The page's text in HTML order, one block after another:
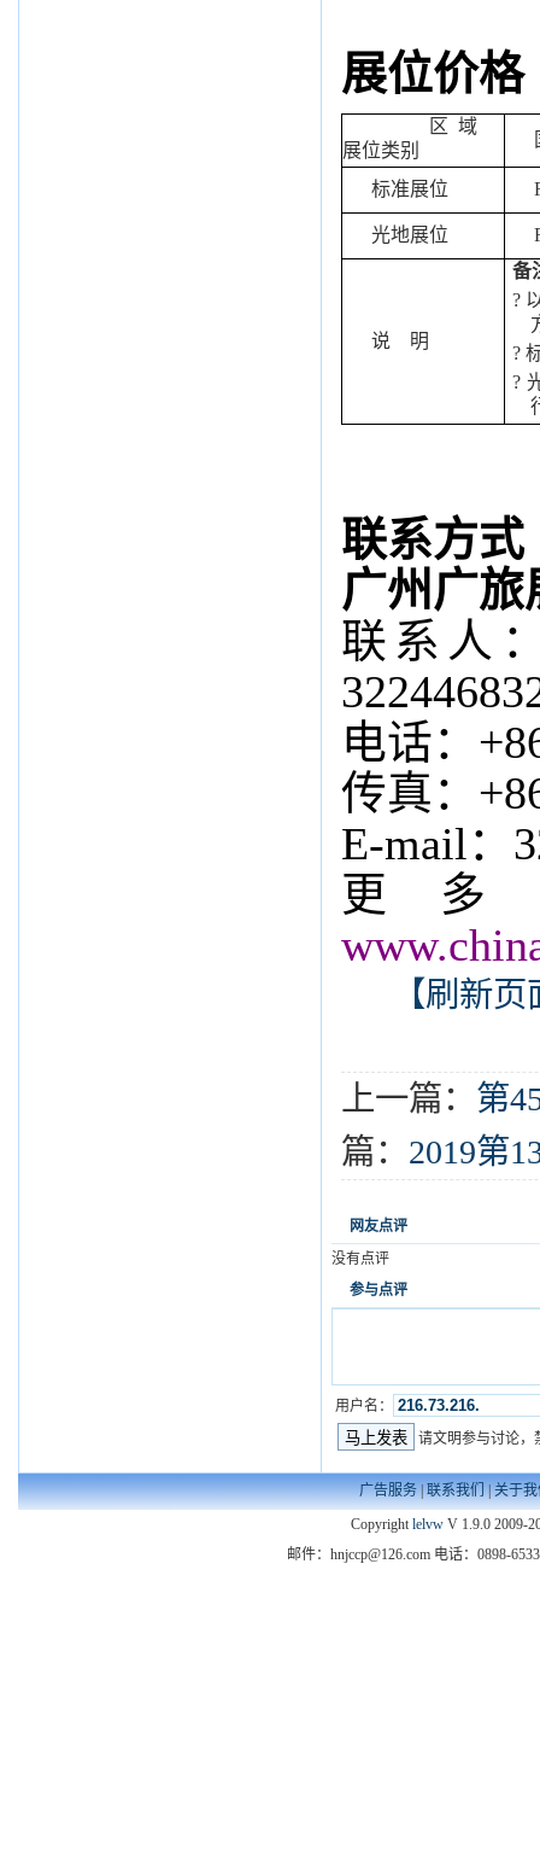
展位价格
区 域
展位类别
标准展位
光地展位
说 明
备
?
?
?
联系方式
广州广
联系人
电话：
传真：
E-mail：
更
【刷新
上一篇： 第
篇： 2019第
网友点评
没有点评
参与点评
用户名：
请文明参与讨论，
广告服务|联系我们|关于
Copyright lelvwV 1.9.0 2009-
邮件：hnjccp@126.com 电话：0898-